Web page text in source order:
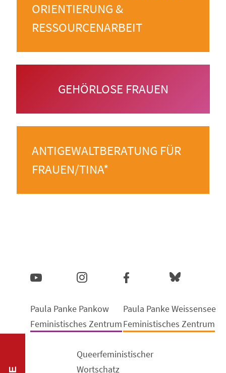
ORIENTIERUNG &
RESSOURCENARBEIT
GEHÖRLOSE FRAUEN
ANTIGEWALTBERATUNG FÜR
FRAUEN/TINA*
Paula Panke Pankow
Feministisches Zentrum
Paula Panke Weissensee
Feministisches Zentrum
Queerfeministischer
Wortschatz